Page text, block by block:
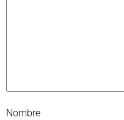
Nombre